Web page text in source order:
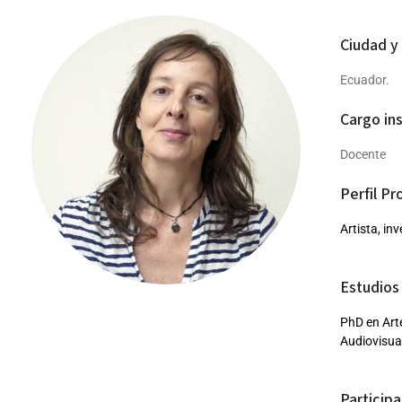
Ciudad
Ecuador.
Cargo
Docente
Perfil
Artista,
PhD en